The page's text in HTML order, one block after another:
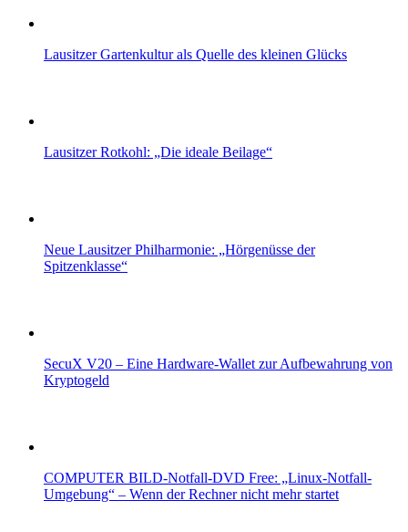
Lausitzer Gartenkultur als Quelle des kleinen Glücks
Lausitzer Rotkohl: „Die ideale Beilage“
Neue Lausitzer Philharmonie: „Hörgenüsse der
Spitzenklasse“
SecuX V20 – Eine Hardware-Wallet zur Aufbewahrung von
Kryptogeld
COMPUTER BILD-Notfall-DVD Free: „Linux-Notfall-
Umgebung“ – Wenn der Rechner nicht mehr startet